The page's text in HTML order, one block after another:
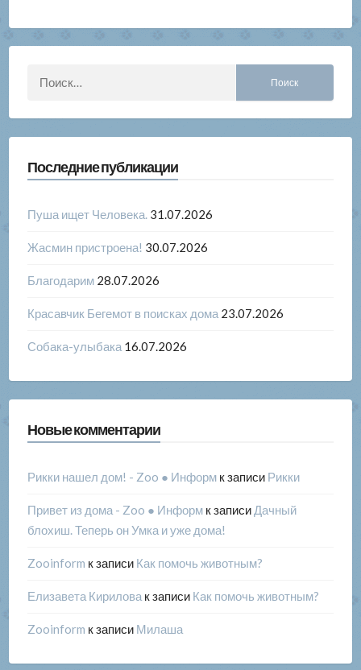
Последние публикации
Пуша ищет Человека. 31.07.2026
Жасмин пристроена! 30.07.2026
Благодарим 28.07.2026
Красавчик Бегемот в поисках дома 23.07.2026
Собака-улыбака 16.07.2026
Новые комментарии
Рикки нашел дом! - Zoo ● Информк записи Рикки
Привет из дома - Zoo ● Информк записи Дачный
блохиш. Теперь он Умка и уже дома!
Zooinform к записи Как помочь животным?
Елизавета Кириловак записи Как помочь животным?
Zooinform к записи Милаша